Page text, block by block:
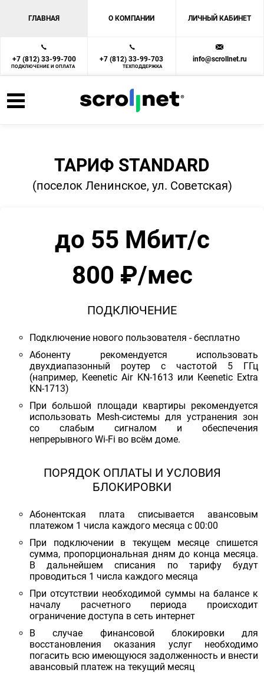
ГЛАВНАЯ О КОМПАНИИ ЛИЧНЫЙ КАБИНЕТ
+7 (812) 33-99-700
ПОДКЛЮЧЕНИЕ И ОПЛАТА
+7 (812) 33-99-703
ТЕХПОДДЕРЖКА
info@scrollnet.ru
ТАРИФ STANDARD
(поселок Ленинское, ул. Советская)
до 55 Мбит/с
800 ₽/мес
ПОДКЛЮЧЕНИЕ
Подключение нового пользователя - бесплатно
Абоненту рекомендуется использовать
двухдиапазонный роутер с частотой 5 ГГц
(например, Keenetic Air KN-1613 или Keenetic Extra
KN-1713)
При большой площади квартиры рекомендуется
использовать Mesh-системы для устранения зон
со слабым сигналом и обеспечения
непрерывного Wi-Fi во всём доме.
ПОРЯДОК ОПЛАТЫ И УСЛОВИЯ
БЛОКИРОВКИ
Абонентская плата списывается авансовым
платежом 1 числа каждого месяца с 00:00
При подключении в текущем месяце спишется
сумма, пропорциональная дням до конца месяца.
В дальнейшем списания по тарифу будут
проводиться 1 числа каждого месяца
При отсутствии необходимой суммы на балансе к
началу расчетного периода происходит
ограничение доступа в сеть интернет
В случае финансовой блокировки для
восстановления оказания услуг необходимо
погасить всю имеющуюся задолженность и внести
авансовый платеж на текущий месяц